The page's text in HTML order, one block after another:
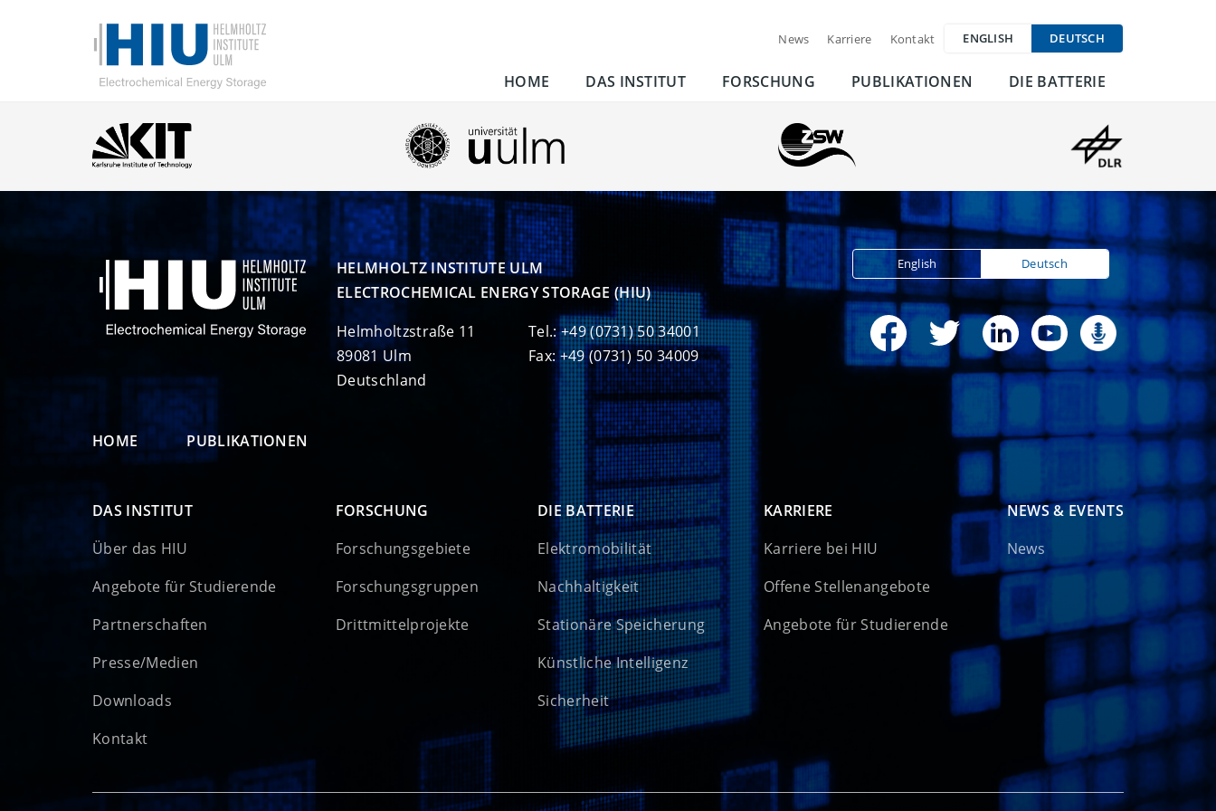
News Karriere Kontakt ENGLISH DEUTSCH
HOME DAS INSTITUT FORSCHUNG PUBLIKATIONEN DIE BATTERIE
HELMHOLTZ INSTITUTE ULM
ELECTROCHEMICAL ENERGY STORAGE (HIU)
Helmholtzstraße 11
89081 Ulm
Deutschland
Tel.: +49 (0731) 50 34001
Fax: +49 (0731) 50 34009
English Deutsch
HOME PUBLIKATIONEN
DAS INSTITUT
Über das HIU
Angebote für Studierende
Partnerschaften
Presse/Medien
Downloads
Kontakt
FORSCHUNG
Forschungsgebiete
Forschungsgruppen
Drittmittelprojekte
DIE BATTERIE
Elektromobilität
Nachhaltigkeit
Stationäre Speicherung
Künstliche Intelligenz
Sicherheit
KARRIERE
Karriere bei HIU
Offene Stellenangebote
Angebote für Studierende
NEWS & EVENTS
News